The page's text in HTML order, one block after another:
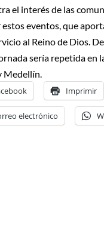
el interés de las
eventos, que
al Reino de Dios.
sería repetida en
Medellín.
Imprimir
electrónico